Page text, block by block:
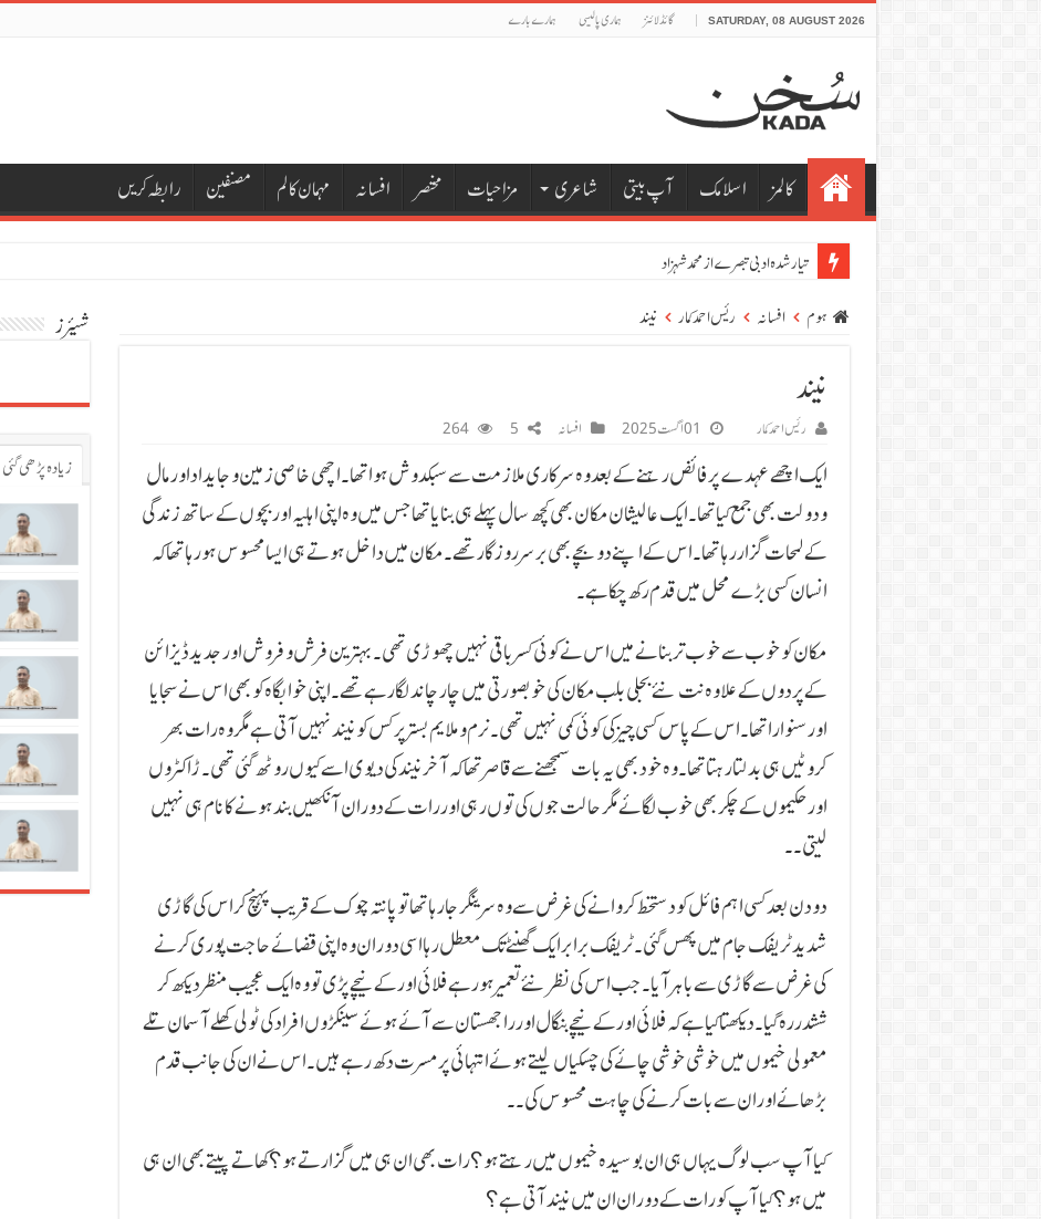
SATURDAY, 08 AUGUST 2026 گائڈلائنز ہماری پالیسی ہمارے بارے
کالمز اسلامک آپ بیتی شاعری مزاحیات مختصر افسانہ مہمان کالم مصنفین رابطہ کریں
تیار شدہ ادبی تبصرے از محمد شہزاد
ہوم افسانہ ریٔس احمد کمار نیند
نیند
ریٔس احمد کمار 01 اگست 2025 افسانہ 5
264
ایک اچھے عہدے پر فائض رہنے کے بعد وہ سرکاری ملازمت سے سبکدوش ہوا تھا۔ اچھی خاصی زمین و جایداد اور مال
و دولت بھی جمع کیا تھا۔ ایک عالیشان مکان بھی کچھ سال پہلے ہی بنایا تھا جس میں وہ اپنی اہلیہ اور بچوں کے ساتھ زندگی
کے لمحات گزار رہا تھا۔ اس کے اپنے دو بچے بھی برسر روزگار تھے۔ مکان میں داخل ہوتے ہی ایسا محسوس ہو رہا تھا کہ
انسان کسی بڑے محل میں قدم رکھ چکا ہے۔
مکان کو خوب سے خوب تر بنانے میں اس نے کوئی کسر باقی نہیں چھوڑی تھی۔ بہترین فرش و فروش اور جدید ڈیزائن
کے پردوں کے علاوہ نت نئے بجلی بلب مکان کی خوبصورتی میں چار چاند لگارہے تھے۔ اپنی خوابگاہ کو بھی اس نے سجایا
اور سنوارا تھا۔ اس کے پاس کسی چیز کی کوئی کمی نہیں تھی۔ نرم و ملایم بستر پر کس کو نیند نہیں آتی ہے مگر وہ رات بھر
کروٹیں ہی بدلتا رہتا تھا۔ وہ خود بھی یہ بات سمجھنے سے قاصر تھا کہ آخر نیند کی دیوی اسے کیوں روٹھ گئی تھی۔ ڑاکٹروں
اور حکیموں کے چکر بھی خوب لگائے مگر حالت جوں کی توں رہی اور رات کے دوران آنکھیں بند ہونے کا نام ہی نہیں
لیتی۔۔
دو دن بعد کسی اہم فائل کو دستخط کروانے کی غرض سے وہ سرینگر جارہا تھا تو پانتہ چوک کے قریب پہنچ کر اس کی گاڑی
شدید ٹریفک جام میں پھس گئی۔ ٹریفک برابر ایک گھنٹے تک معطل رہا اسی دوران وہ اپنی قضائے حاجت پوری کرنے
کی غرض سے گاڑی سے باہر آیا۔ جب اس کی نظر نئے تعمیر ہورہے فلائی اور کے نیچے پڑی تو وہ ایک عجیب منظر دیکھ کر
ششدر رہ گیا۔ دیکھتا کیا ہے کہ فلائی اور کے نیچے بنگال اور راجھستان سے آئے ہوئے سینکڑوں افراد کی ٹولی کھلے آسمان تلے
معمولی خیموں میں خوشی خوشی چائے کی چسکیاں لیتے ہوئے انتہائی پرمسرت دکھ رہے ہیں۔ اس نے ان کی جانب قدم
بڑھائے اور ان سے بات کرنے کی چاہت محسوس کی۔۔
کیا آپ سب لوگ یہاں ہی ان بوسیدہ خیموں میں رہتے ہو؟ رات بھی ان ہی میں گزارتے ہو؟ کھاتے پیتے بھی ان ہی
میں ہو؟ کیا آپ کو رات کے دوران ان میں نیند آتی ہے؟
شیئرز
زیادہ پڑھی گئی